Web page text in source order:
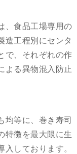
、食品工場専用の
造工程別にセンタ
で、それぞれの作
よる異物混入防止
均等に、巻き寿司
特徴を最大限に生
しております。